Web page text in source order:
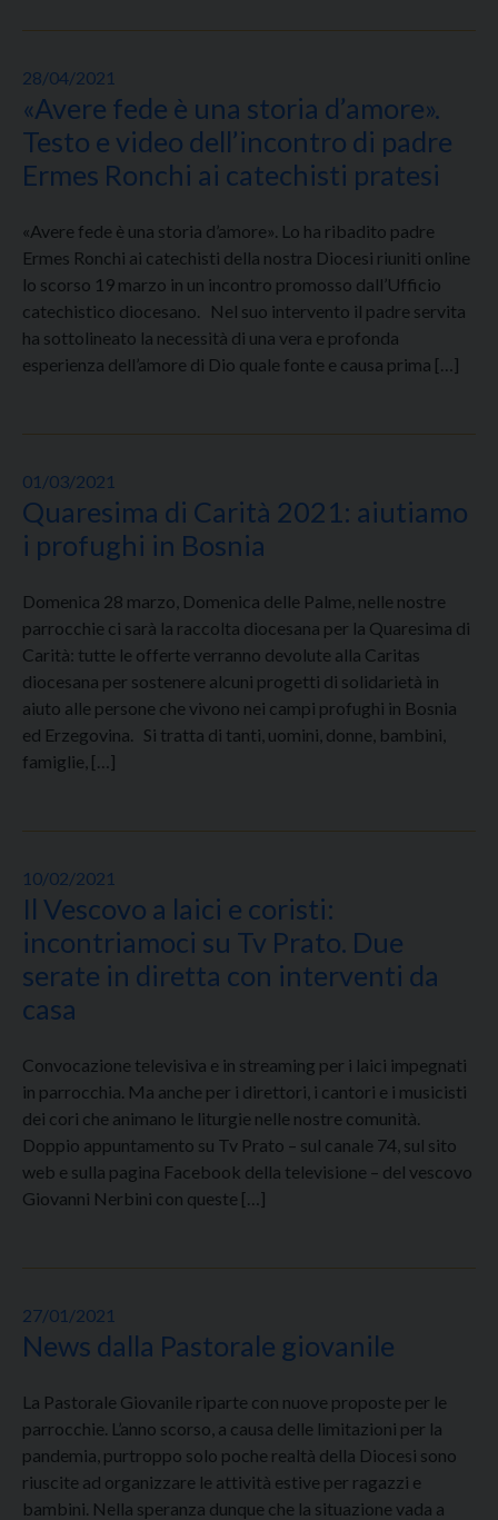
28/04/2021
«Avere fede è una storia d’amore».
Testo e video dell’incontro di padre
Ermes Ronchi ai catechisti pratesi
«Avere fede è una storia d’amore». Lo ha ribadito padre
Ermes Ronchi ai catechisti della nostra Diocesi riuniti online
lo scorso 19 marzo in un incontro promosso dall’Ufficio
catechistico diocesano. Nel suo intervento il padre servita
ha sottolineato la necessità di una vera e profonda
esperienza dell’amore di Dio quale fonte e causa prima […]
01/03/2021
Quaresima di Carità 2021: aiutiamo
i profughi in Bosnia
Domenica 28 marzo, Domenica delle Palme, nelle nostre
parrocchie ci sarà la raccolta diocesana per la Quaresima di
Carità: tutte le offerte verranno devolute alla Caritas
diocesana per sostenere alcuni progetti di solidarietà in
aiuto alle persone che vivono nei campi profughi in Bosnia
ed Erzegovina. Si tratta di tanti, uomini, donne, bambini,
famiglie, […]
10/02/2021
Il Vescovo a laici e coristi:
incontriamoci su Tv Prato. Due
serate in diretta con interventi da
casa
Convocazione televisiva e in streaming per i laici impegnati
in parrocchia. Ma anche per i direttori, i cantori e i musicisti
dei cori che animano le liturgie nelle nostre comunità.
Doppio appuntamento su Tv Prato – sul canale 74, sul sito
web e sulla pagina Facebook della televisione – del vescovo
Giovanni Nerbini con queste […]
27/01/2021
News dalla Pastorale giovanile
La Pastorale Giovanile riparte con nuove proposte per le
parrocchie. L’anno scorso, a causa delle limitazioni per la
pandemia, purtroppo solo poche realtà della Diocesi sono
riuscite ad organizzare le attività estive per ragazzi e
bambini. Nella speranza dunque che la situazione vada a